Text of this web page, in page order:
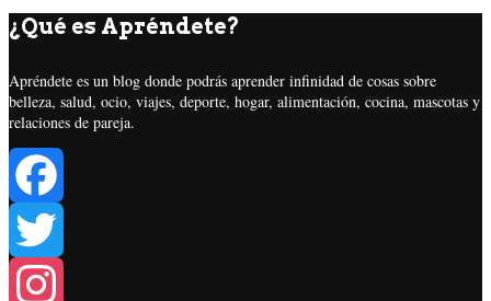
¿Qué es Apréndete?
Apréndete es un blog donde podrás aprender infinidad de cosas sobre
belleza, salud, ocio, viajes, deporte, hogar, alimentación, cocina, mascotas y
relaciones de pareja.
Facebook
Twitter